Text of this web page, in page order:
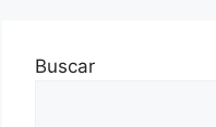
Buscar